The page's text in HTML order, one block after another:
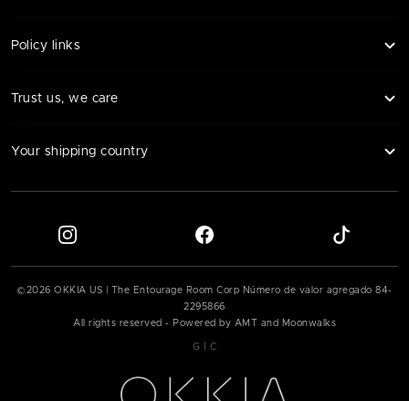
Policy links
Trust us, we care
Your shipping country
© 2026 OKKIA US | The Entourage Room Corp Número de valor agregado84-
2295866
All rights reserved - Powered by AMT and Moonwalks
G C